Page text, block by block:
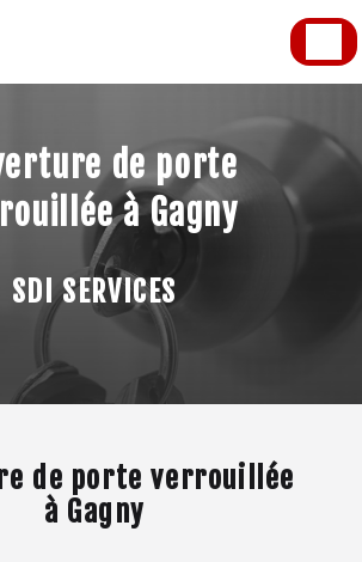
de porte
à Gagny
SDI SERVICES
de porte verrouillée
à Gagny